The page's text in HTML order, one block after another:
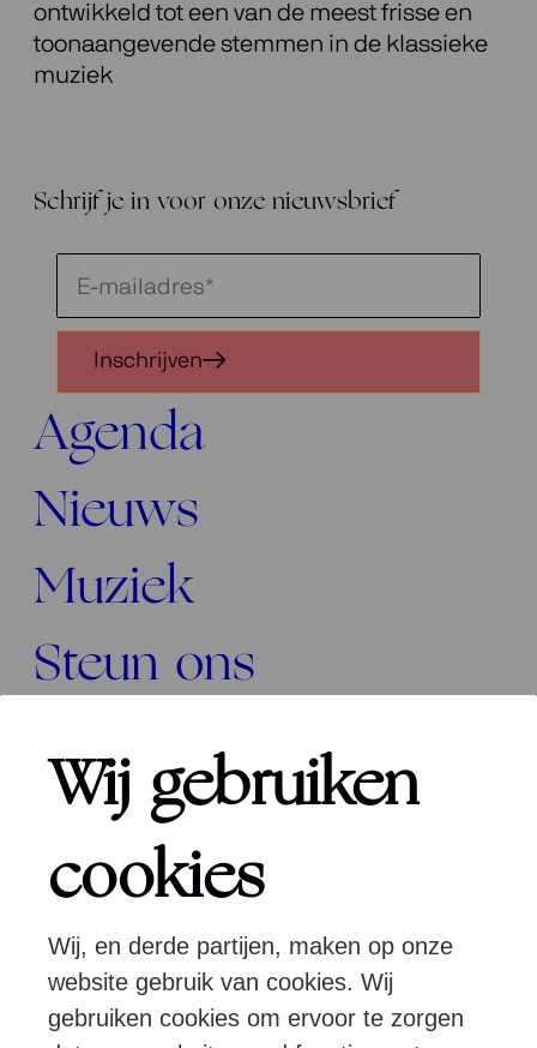
Wij gebruiken
cookies
Wij, en derde partijen, maken op onze
website gebruik van cookies. Wij
gebruiken cookies om ervoor te zorgen
ontwikkeld tot een van de meest frisse en
toonaangevende stemmen in de klassieke
muziek
Schrijf je in voor onze nieuwsbrief
Schrijf
je
voor
onze
nieuwsbrief
Inschrijven
Agenda
Nieuws
Muziek
Steun ons
Programma’s
Over ons
Programmeurs Contact